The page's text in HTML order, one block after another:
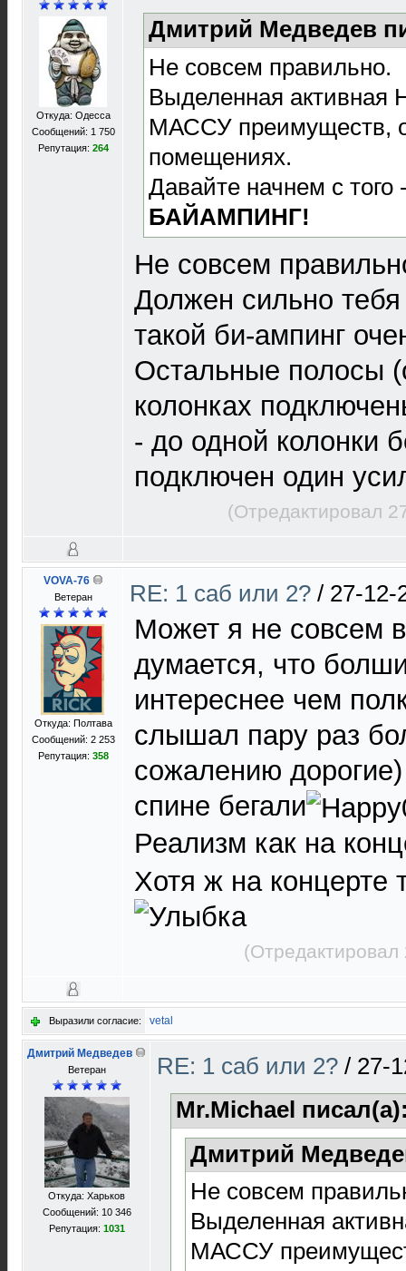
Откуда: Одесса
Сообщений: 1 750
Репутация: 264
Дмитрий Медведев
Не совсем правильно.
Выделенная активная
МАССУ преимуществ,
помещениях.
Давайте начнем с того
БАЙАМПИНГ!
Не совсем
Должен сильно тебя
такой би-ампинг
Остальные полосы
колонках
- до одной колонки
подключен один
(Отредактировал
VOVA-76
Ветеран
Откуда: Полтава
Сообщений: 2 253
Репутация: 358
RE: 1 саб или 2? / 27-12-
Может я не совсем
думается, что
интереснее чем
слышал пару раз
сожалению
спине бегали
Реализм как на
Хотя ж на концерте
Выразили согласие: vetal
Дмитрий Медведев
Ветеран
Откуда: Харьков
Сообщений: 10 346
Репутация: 1031
RE: 1 саб или 2? / 27-
Mr.Michael
Дмитрий
Не совсем
Выделенная
МАССУ